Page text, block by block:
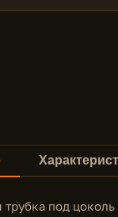
трубка под